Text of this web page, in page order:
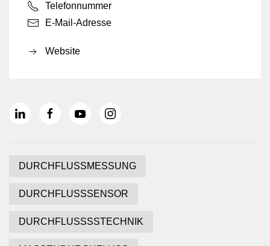
Telefonnummer
E-Mail-Adresse
Website
DURCHFLUSSMESSUNG
DURCHFLUSSSENSOR
DURCHFLUSSSSTECHNIK